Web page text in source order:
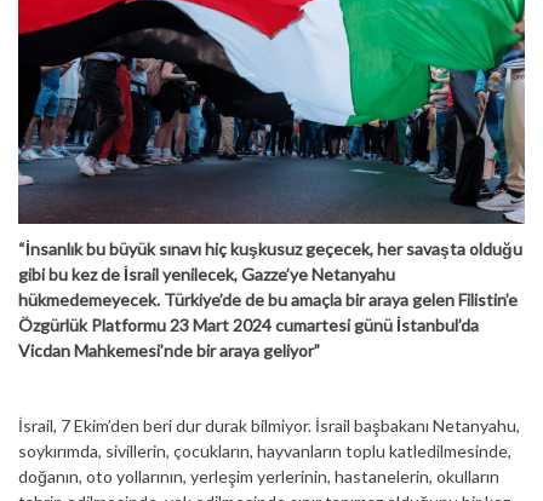
“İnsanlık bu büyük sınavı hiç kuşkusuz geçecek, her savaşta olduğu
gibi bu kez de İsrail yenilecek, Gazze’ye Netanyahu
hükmedemeyecek. Türkiye’de de bu amaçla bir araya gelen Filistin’e
Özgürlük Platformu 23 Mart 2024 cumartesi günü İstanbul’da
Vicdan Mahkemesi’nde bir araya geliyor”
İsrail, 7 Ekim’den beri dur durak bilmiyor. İsrail başbakanı Netanyahu,
soykırımda, sivillerin, çocukların, hayvanların toplu katledilmesinde,
doğanın, oto yollarının, yerleşim yerlerinin, hastanelerin, okulların